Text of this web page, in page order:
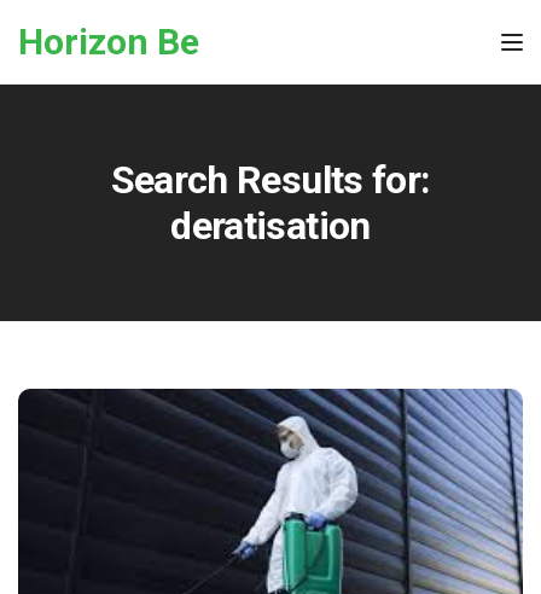
Horizon Be
Search Results for:
deratisation